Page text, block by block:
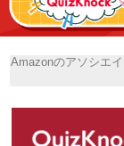
Amazonのアソシエ